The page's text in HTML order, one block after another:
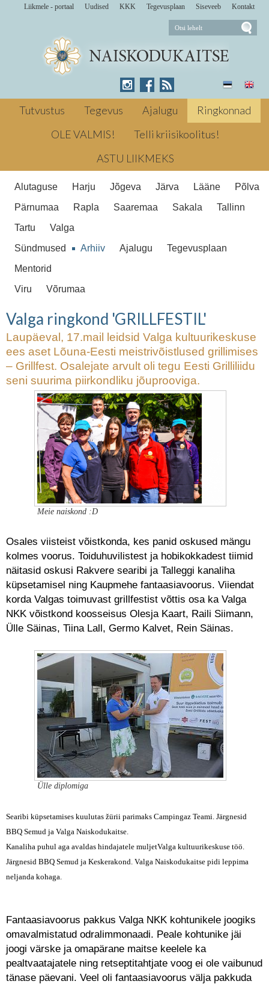
Liikmele - portaal Uudised KKK Tegevusplaan Siseveeb Kontakt
Valga ringkond 'GRILLFESTIL'
Laupäeval, 17. mail leidsid Valga
meistrivõistlused grillimises – Grillfest.
Osalejate arvult oli tegu Eesti Grilliliidu
Järgmine → Sõbrapäeva
'GRILLFESTIL'
Tutvustus Tegevus Ajalugu
Ringkonnad
OLE VALMIS!
Telli kriisikoolitus!
ASTU LIIKMEKS
Alutaguse Harju Jõgeva Järva Lääne
Põlva
Pärnumaa
Rapla Saaremaa Sakala
Tallinn
Tartu
Valga
Sündmused
Arhiiv Ajalugu
Tegevusplaan
Mentorid
Viru
Võrumaa
Valga ringkond 'GRILLFESTIL'
Laupäeval, 17.mail leidsid Valga kultuurikeskuse
ees aset Lõuna-Eesti meistrivõistlused grillimises
– Grillfest. Osalejate arvult oli tegu Eesti Grilliliidu
seni suurima piirkondliku jõuprooviga.
Meie naiskond :D
Osales viisteist võistkonda, kes panid oskused mängu
kolmes voorus. Toiduhuvilistest ja hobikokkadest tiimid
näitasid oskusi Rakvere searibi ja Talleggi kanaliha
küpsetamisel ning Kaupmehe fantaasiavoorus. Viiendat
korda Valgas toimuvast grillfestist võttis osa ka Valga
NKK võistkond koosseisus Olesja Kaart, Raili Siimann,
Ülle Säinas, Tiina Lall, Germo Kalvet, Rein Säinas.
Ülle diplomiga
Searibi küpsetamises kuulutas žürii parimaks Campingaz Teami. Järgnesid
BBQ Semud ja Valga Naiskodukaitse.
Kanaliha puhul aga avaldas hindajatele muljetValga kultuurikeskuse töö.
Järgnesid BBQ Semud ja Keskerakond. Valga Naiskodukaitse pidi leppima
neljanda kohaga.
Fantaasiavoorus pakkus Valga NKK kohtunikele joogiks
omavalmistatud odralimmonaadi. Peale kohtunike jäi
joogi värske ja omapärane maitse keelele ka
pealtvaatajatele ning retseptitahtjate voog ei ole vaibunud
tänase päevani. Veel oli fantaasiavoorus välja pakkuda